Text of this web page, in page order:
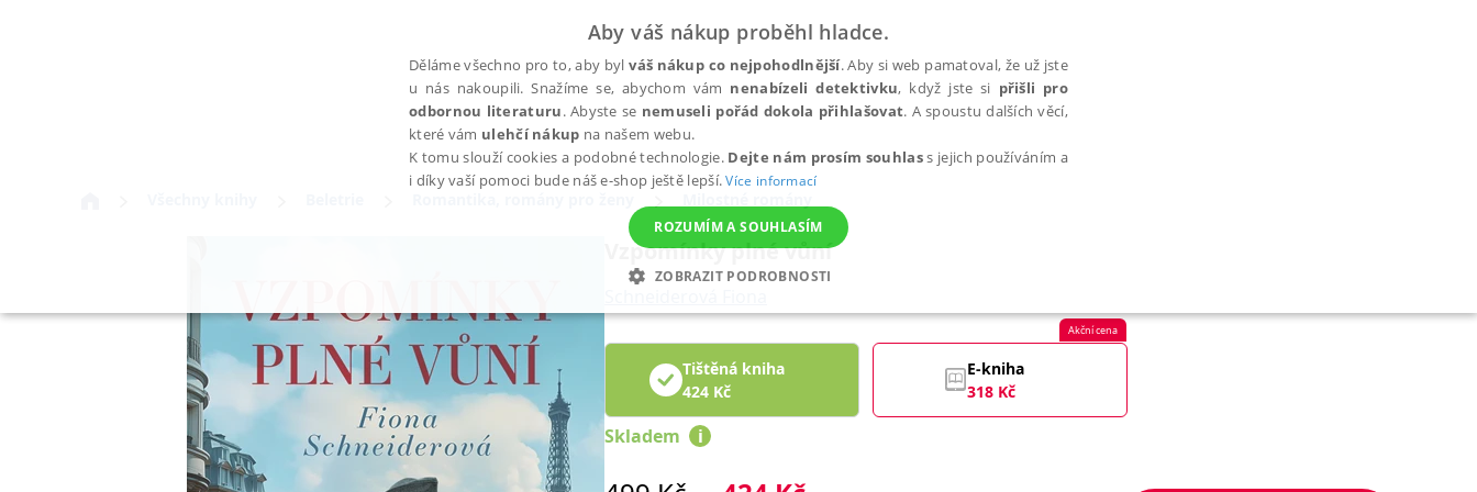
Vzpomínky plné vůní
Tištěná kniha
424 Kč
Akční cena
E-kniha
318 Kč
Skladem i
Aby váš nákup proběhl hladce.
Děláme všechno pro to, aby bylváš nákup co nejpohodlnější. Aby si web pamatoval, že už jste
u nás nakoupili. Snažíme se, abychom vám nenabízeli detektivku, když jste si přišli pro
odbornou literaturu. Abyste se nemuseli pořád dokola přihlašovat. A spoustu dalších věcí,
které vám ulehčí nákup na našem webu.
K tomu slouží cookies a podobné technologie. Dejte nám prosím souhlass jejich používáním a
i díky vaší pomoci bude náš e-shop ještě lepší.Více informací
ROZUMÍM A SOUHLASÍM
ZOBRAZIT PODROBNOSTI
NEZBYTNÉ ANALYTICKÉ MARKETINGOVÉ FUNKČNÍ NEZAŘAZENÉ SOUBORY
Nezbytné Analytické Nezařazené soubory
Nezbytně nutné soubory cookie umožňují základní funkce webových stránek, jako je přihlášení uživatele a správa účtu. Webové stránky nelze bez nezbytně nutných souborů cookie správně používat.
Provider /